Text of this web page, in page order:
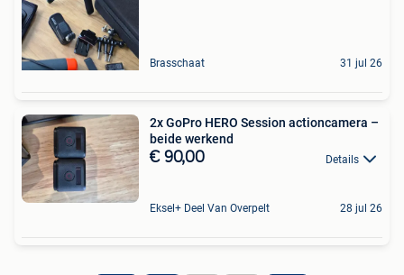
Brasschaat 31 jul 26
2x GoPro HERO Session actioncamera –
beide werkend
€ 90,00 Details
Eksel+ Deel Van Overpelt 28 jul 26